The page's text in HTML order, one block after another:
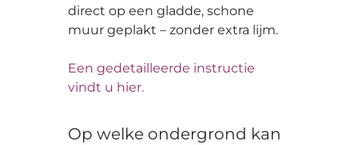
direct op een gladde, schone
muur geplakt – zonder extra lijm.
Een gedetailleerde instructie
vindt u hier.
Op welke ondergrond kan